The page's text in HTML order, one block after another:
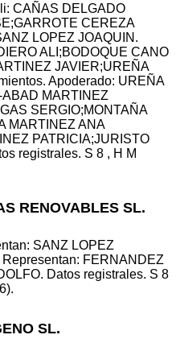
CAÑAS DELGADO
CEREZA
LOPEZ JOAQUIN.
ALI;BODOQUE CANO
JAVIER;UREÑA
Apoderado: UREÑA
MARTINEZ
SERGIO;MONTAÑA
MARTINEZ ANA
PATRICIA;JURISTO
registrales. S 8 , H M
RENOVABLES SL.
SANZ LOPEZ
FERNANDEZ
Datos registrales. S 8
SL.